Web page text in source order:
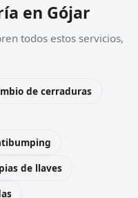
en Gójar
todos estos servicios,
de cerraduras
de llaves